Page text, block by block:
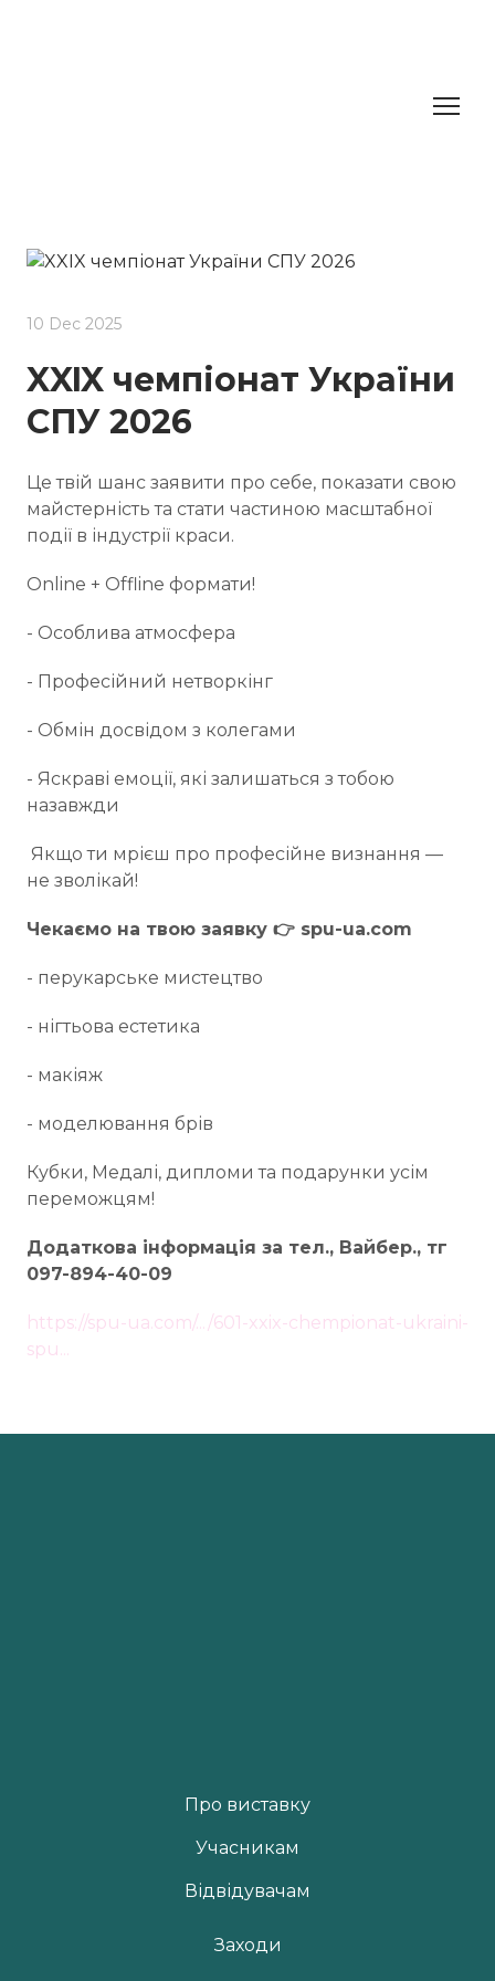
10 Dec 2025
XXIX чемпіонат України
СПУ 2026
Це твій шанс заявити про себе, показати свою
майстерність та стати частиною масштабної
події в індустрії краси.
Online + Offline формати!
- Особлива атмосфера
- Професійний нетворкінг
- Обмін досвідом з колегами
- Яскраві емоції, які залишаться з тобою
назавжди
Якщо ти мрієш про професійне визнання —
не зволікай!
Чекаємо на твою заявку 👉 spu-ua.com
- перукарське мистецтво
- нігтьова естетика
- макіяж
- моделювання брів
Кубки, Медалі, дипломи та подарунки усім
переможцям!
Додаткова інформація за тел., Вайбер., тг
097-894-40-09
https://spu-ua.com/.../601-xxix-chempionat-ukraini-
spu...
Про виставку
Учасникам
Відвідувачам
Заходи